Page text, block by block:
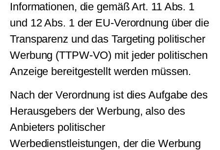
Informationen, die gemäß Art. 11 Abs. 1
und 12 Abs. 1 der EU-Verordnung über die
Transparenz und das Targeting politischer
Werbung (TTPW-VO) mit jeder politischen
Anzeige bereitgestellt werden müssen.
Nach der Verordnung ist dies Aufgabe des
Herausgebers der Werbung, also des
Anbieters politischer
Werbedienstleistungen, der die Werbung